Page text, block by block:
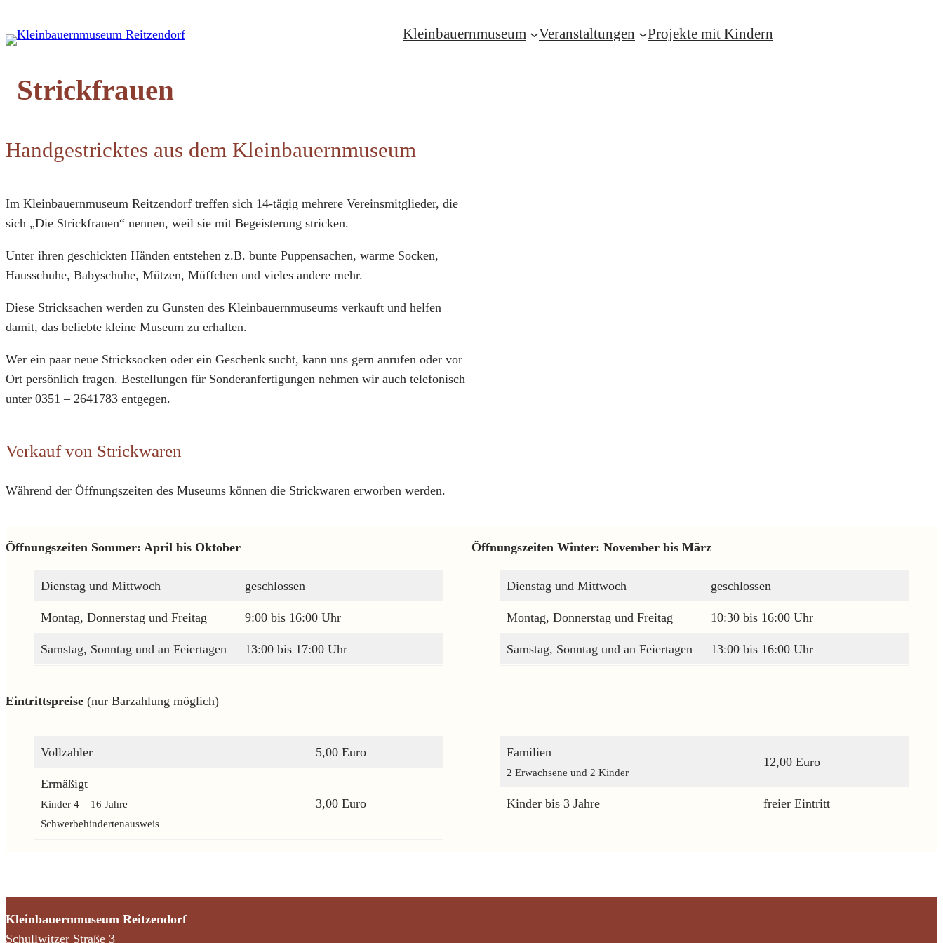
Inhalt
Kleinbauernmuseum Veranstaltungen Projekte mit Kindern
Strickfrauen
Handgestricktes aus dem Kleinbauernmuseum
Im Kleinbauernmuseum Reitzendorf treffen sich 14-tägig mehrere Vereinsmitglieder, die
sich „Die Strickfrauen“ nennen, weil sie mit Begeisterung stricken.
Unter ihren geschickten Händen entstehen z.B. bunte Puppensachen, warme Socken,
Hausschuhe, Babyschuhe, Mützen, Müffchen und vieles andere mehr.
Diese Stricksachen werden zu Gunsten des Kleinbauernmuseums verkauft und helfen
damit, das beliebte kleine Museum zu erhalten.
Wer ein paar neue Stricksocken oder ein Geschenk sucht, kann uns gern anrufen oder vor
Ort persönlich fragen. Bestellungen für Sonderanfertigungen nehmen wir auch telefonisch
unter 0351 – 2641783 entgegen.
Verkauf von Strickwaren
Während der Öffnungszeiten des Museums können die Strickwaren erworben werden.
Öffnungszeiten Sommer: April bis Oktober
Dienstag und Mittwoch geschlossen
Montag, Donnerstag und Freitag 9:00 bis 16:00 Uhr
Samstag, Sonntag und an Feiertagen 13:00 bis 17:00 Uhr
Öffnungszeiten Winter: November bis März
Dienstag und Mittwoch geschlossen
Montag, Donnerstag und Freitag 10:30 bis 16:00 Uhr
Samstag, Sonntag und an Feiertagen 13:00 bis 16:00 Uhr
Eintrittspreise (nur Barzahlung möglich)
Vollzahler 5,00 Euro
Ermäßigt
Kinder 4 – 16 Jahre
Schwerbehindertenausweis
3,00 Euro
Familien
2 Erwachsene und 2 Kinder
12,00 Euro
Kinder bis 3 Jahre freier Eintritt
Kleinbauernmuseum Reitzendorf
Schullwitzer Straße 3